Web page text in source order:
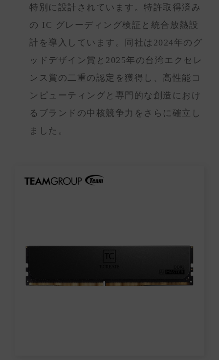
特別に設計されています。特許取得済み
の IC グレーディング検証と統合放熱設
計を導入しています。同社は2024年のグ
ッドデザイン賞と2025年の台湾エクセレ
ンス賞の二重の認定を獲得し、高性能コ
ンピューティングと専門的な創造におけ
るブランドの中核競争力をさらに確立し
ました。